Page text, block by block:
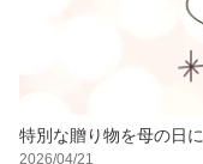
特別な贈り物を母の日
2026/04/21